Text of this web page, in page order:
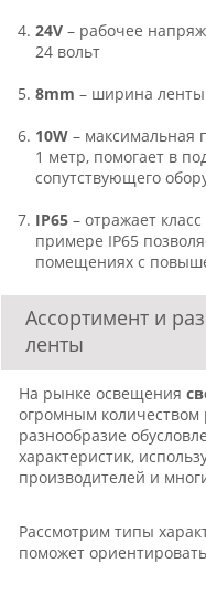
24V – рабочее
24 вольт
8mm – ширина ленты
10W – максимальная
1 метр, помогает в
сопутствующего
IP65 – отражает
примере IP65
помещениях с
Ассортимент и
ленты
На рынке освещения
огромным количеством
разнообразие
характеристик,
производителей и
Рассмотрим типы
поможет